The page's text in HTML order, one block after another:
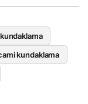
kundaklama